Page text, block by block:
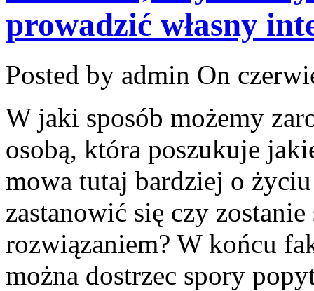
prowadzić własny
Posted by admin On
W jaki sposób możemy
osobą, która poszukuje
mowa tutaj bardziej o
zastanowić się czy
rozwiązaniem? W końcu
można dostrzec spory